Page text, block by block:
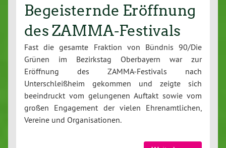
Begeisternde Eröffnung
des ZAMMA-Festivals
Fast die gesamte Fraktion von Bündnis 90/Die
Grünen im Bezirkstag Oberbayern war zur
Eröffnung des ZAMMA-Festivals nach
Unterschleißheim gekommen und zeigte sich
beeindruckt vom gelungenen Auftakt sowie vom
großen Engagement der vielen Ehrenamtlichen,
Vereine und Organisationen.